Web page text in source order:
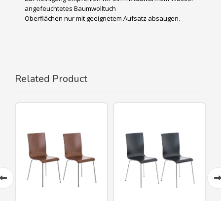
angefeuchtetes Baumwolltuch
Oberflächen nur mit geeignetem Aufsatz absaugen.
Related Product